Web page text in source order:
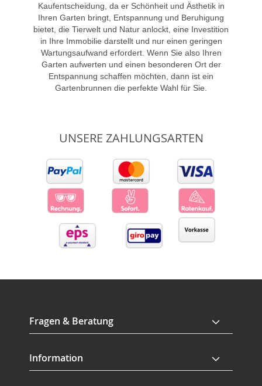
Kaufentscheidung, da er Schönheit und Ästhetik in
Ihren Garten bringt, Entspannung und Beruhigung
bietet, die Tierwelt und Natur anlockt, eine Investition
in Ihre Immobilie darstellt und nur einen geringen
Wartungsaufwand erfordert. Wenn Sie also Ihren
Garten aufwerten und einen besonderen Ort der
Entspannung schaffen möchten, dann ist ein
Gartenbrunnen die perfekte Wahl für Sie.
UNSERE ZAHLUNGSARTEN
Fragen & Beratung
Information